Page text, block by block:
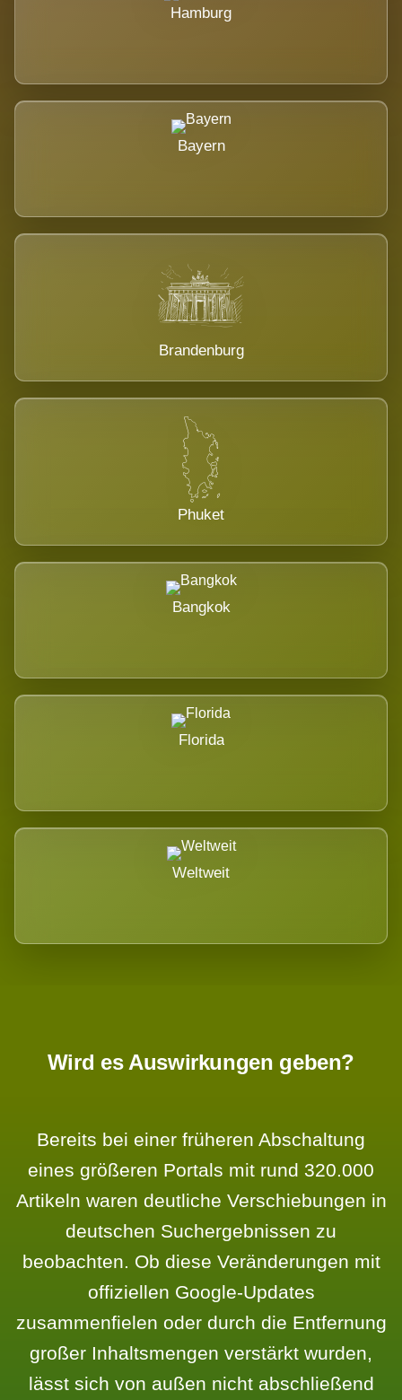
Hamburg
Bayern
Brandenburg
Phuket
Bangkok
Florida
Weltweit
Wird es Auswirkungen geben?
Bereits bei einer früheren Abschaltung
eines größeren Portals mit rund 320.000
Artikeln waren deutliche Verschiebungen in
deutschen Suchergebnissen zu
beobachten. Ob diese Veränderungen mit
offiziellen Google-Updates
zusammenfielen oder durch die Entfernung
großer Inhaltsmengen verstärkt wurden,
lässt sich von außen nicht abschließend